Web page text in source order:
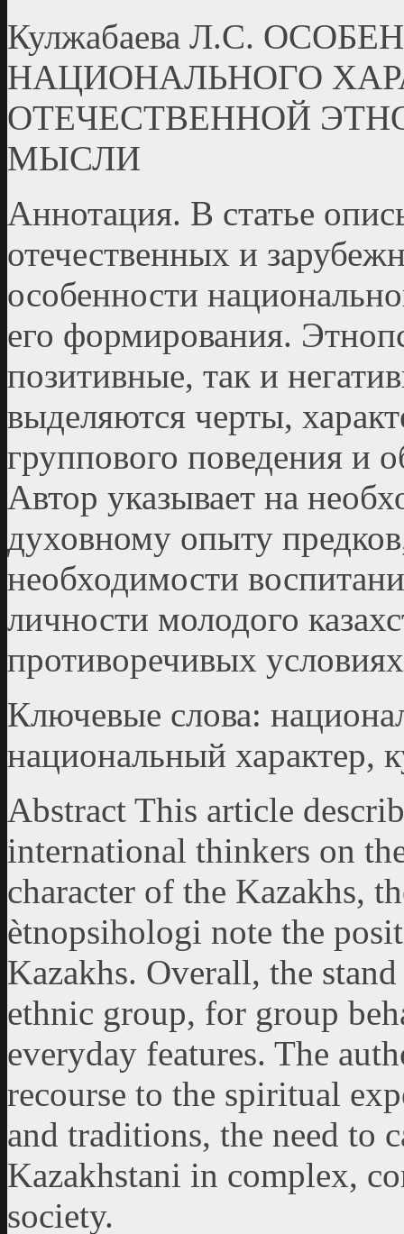
Кулжабаева Л.С.
НАЦИОНАЛЬНОГО
ОТЕЧЕСТВЕННОЙ
МЫСЛИ
Аннотация. В статье
отечественных и
особенности
его формирования.
позитивные, так и
выделяются черты,
группового поведения и
Автор указывает на
духовному опыту
необходимости
личности молодого
противоречивых
Ключевые слова:
национальный характер,
Abstract This article
international thinkers on
character of the Kazakhs,
ètnopsihologi note the
Kazakhs. Overall, the
ethnic group, for group
everyday features. The
recourse to the spiritual
and traditions, the need to
Kazakhstani in complex,
society.